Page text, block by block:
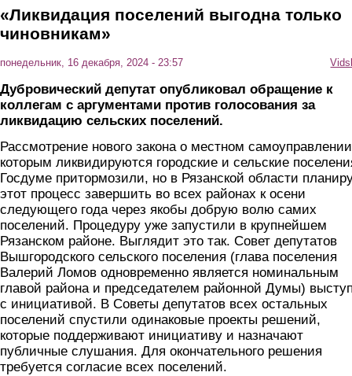
«Ликвидация поселений выгодна только
чиновникам»
понедельник, 16 декабря, 2024 - 23:57
Дубровический депутат опубликовал обращение к
коллегам с аргументами против голосования за
ликвидацию сельских поселений.
Рассмотрение нового закона о местном
которым ликвидируются городские и сельские
Госдуме притормозили, но в Рязанской области
этот процесс завершить во всех районах к осени
следующего года через якобы добрую волю самих
поселений. Процедуру уже запустили в крупнейшем
Рязанском районе. Выглядит это так. Совет депутатов
Вышгородского сельского поселения (глава поселения
Валерий Ломов одновременно является номинальным
главой района и председателем районной Думы)
с инициативой. В Советы депутатов всех остальных
поселений спустили одинаковые проекты решений,
которые поддерживают инициативу и назначают
публичные слушания. Для окончательного решения
требуется согласие всех поселений.